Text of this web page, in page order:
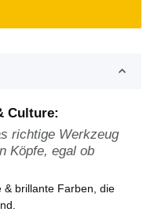
Culture:
richtige Werkzeug
Köpfe, egal ob
& brillante Farben, die